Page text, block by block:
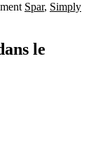
Spar, Simply
le